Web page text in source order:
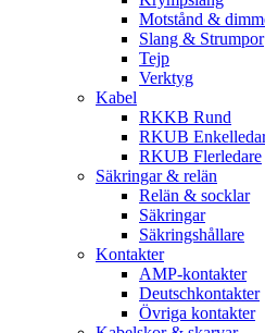
Motstånd &
Slang & Strumpor
Tejp
Verktyg
Kabel
RKKB Rund
RKUB
RKUB Flerledare
Säkringar & relän
Relän & socklar
Säkringar
Säkringshållare
Kontakter
AMP-kontakter
Deutschkontakter
Övriga kontakter